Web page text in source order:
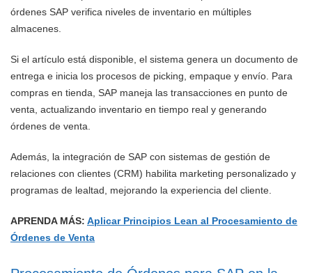
órdenes SAP verifica niveles de inventario en múltiples
almacenes.
Si el artículo está disponible, el sistema genera un documento de
entrega e inicia los procesos de picking, empaque y envío. Para
compras en tienda, SAP maneja las transacciones en punto de
venta, actualizando inventario en tiempo real y generando
órdenes de venta.
Además, la integración de SAP con sistemas de gestión de
relaciones con clientes (CRM) habilita marketing personalizado y
programas de lealtad, mejorando la experiencia del cliente.
APRENDA MÁS: Aplicar Principios Lean al Procesamiento de
Órdenes de Venta